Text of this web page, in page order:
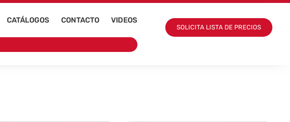
CATÁLOGOS CONTACTO VIDEOS
SOLICITA LISTA DE PRECIOS